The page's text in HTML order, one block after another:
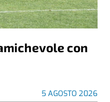
con
5 AGOSTO 2026